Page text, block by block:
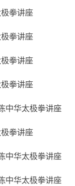
拳讲座
拳讲座
拳讲座
拳讲座
中华太极拳讲座
拳讲座
中华太极拳讲座
中华太极拳讲座